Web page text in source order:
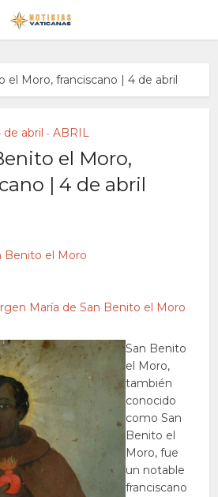
el Moro, franciscano | 4 de abril
de abril • ABRIL
el Moro,
| 4 de abril
Benito el Moro
María de San Benito el Moro
San Benito
el Moro,
también
conocido
como San
Benito el
Moro, fue
un notable
franciscano